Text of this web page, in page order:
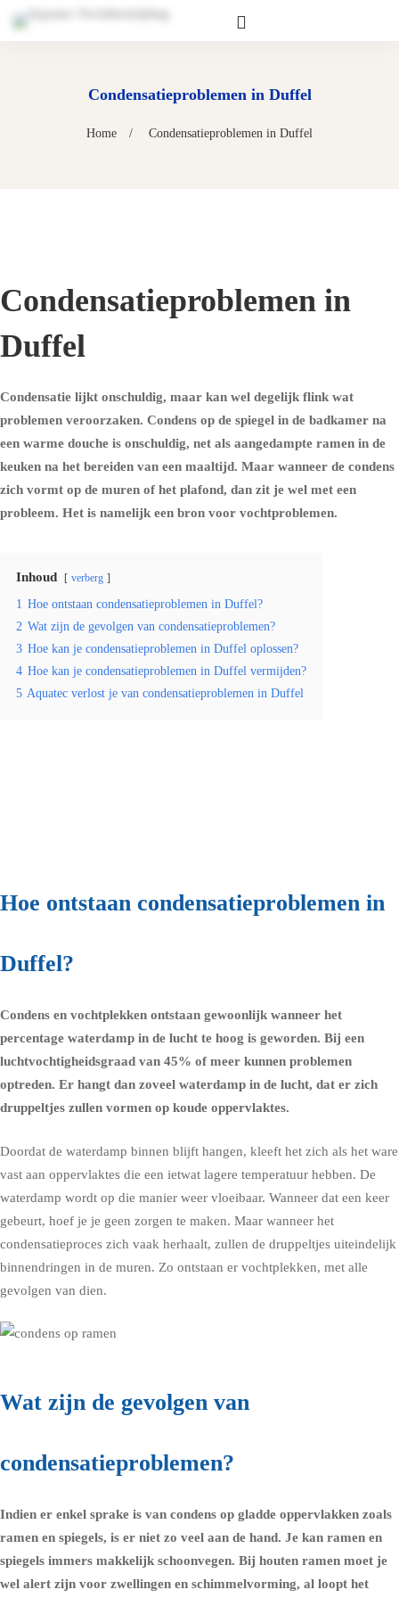
Condensatieproblemen in Duffel
Home Condensatieproblemen in Duffel
Condensatieproblemen in
Duffel
Condensatie lijkt onschuldig, maar kan wel degelijk flink wat
problemen veroorzaken. Condens op de spiegel in de badkamer na
een warme douche is onschuldig, net als aangedampte ramen in de
keuken na het bereiden van een maaltijd. Maar wanneer de condens
zich vormt op de muren of het plafond, dan zit je wel met een
probleem. Het is namelijk een bron voor vochtproblemen.
Inhoud verberg
1 Hoe ontstaan condensatieproblemen in Duffel?
2 Wat zijn de gevolgen van condensatieproblemen?
3 Hoe kan je condensatieproblemen in Duffel oplossen?
4 Hoe kan je condensatieproblemen in Duffel vermijden?
5 Aquatec verlost je van condensatieproblemen in Duffel
Hoe ontstaan condensatieproblemen in
Duffel?
Condens en vochtplekken ontstaan gewoonlijk wanneer het
percentage waterdamp in de lucht te hoog is geworden. Bij een
luchtvochtigheidsgraad van 45% of meer kunnen problemen
optreden. Er hangt dan zoveel waterdamp in de lucht, dat er zich
druppeltjes zullen vormen op koude oppervlaktes.
Doordat de waterdamp binnen blijft hangen, kleeft het zich als het ware
vast aan oppervlaktes die een ietwat lagere temperatuur hebben. De
waterdamp wordt op die manier weer vloeibaar. Wanneer dat een keer
gebeurt, hoef je je geen zorgen te maken. Maar wanneer het
condensatieproces zich vaak herhaalt, zullen de druppeltjes uiteindelijk
binnendringen in de muren. Zo ontstaan er vochtplekken, met alle
gevolgen van dien.
Wat zijn de gevolgen van
condensatieproblemen?
Indien er enkel sprake is van condens op gladde oppervlakken zoals
ramen en spiegels, is er niet zo veel aan de hand. Je kan ramen en
spiegels immers makkelijk schoonvegen. Bij houten ramen moet je
wel alert zijn voor zwellingen en schimmelvorming, al loopt het